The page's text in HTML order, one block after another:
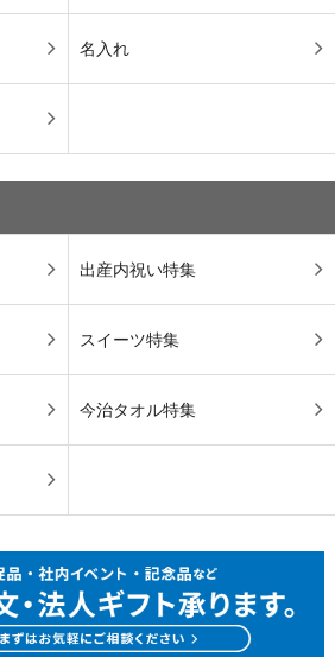
名入れ
出産内祝い特集
スイーツ特集
今治タオル特集